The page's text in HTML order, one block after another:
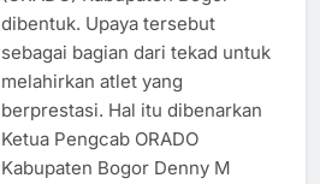
dibentuk. Upaya tersebut
sebagai bagian dari tekad untuk
melahirkan atlet yang
berprestasi. Hal itu dibenarkan
Ketua Pengcab ORADO
Kabupaten Bogor Denny M